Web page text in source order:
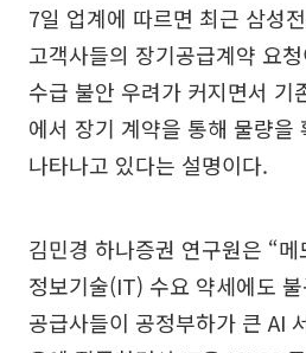
7일 업계에 따르면 최근 삼성
고객사들의 장기공급계약 요
수급 불안 우려가 커지면서 기
에서 장기 계약을 통해 물량을
나타나고 있다는 설명이다.
김민경 하나증권 연구원은 “
정보기술(IT) 수요 약세에도
공급사들이 공정부하가 큰 AI